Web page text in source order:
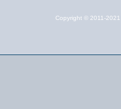
Copyright © 2011-